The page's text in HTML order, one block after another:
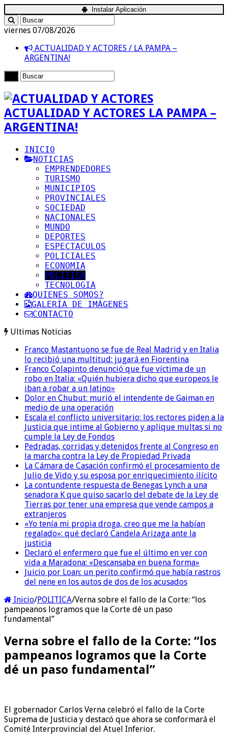
Instalar Aplicación
viernes 07/08/2026
ACTUALIDAD Y ACTORES / LA PAMPA –
ARGENTINA!
ACTUALIDAD Y ACTORES LA PAMPA –
ARGENTINA!
INICIO
NOTICIAS
EMPRENDEDORES
TURISMO
MUNICIPIOS
PROVINCIALES
SOCIEDAD
NACIONALES
MUNDO
DEPORTES
ESPECTACULOS
POLICIALES
ECONOMIA
POLITICA
TECNOLOGIA
QUIENES SOMOS?
GALERÍA DE IMÁGENES
CONTACTO
Ultimas Noticias
Franco Mastantuono se fue de Real Madrid y en Italia
lo recibió una multitud: jugará en Fiorentina
Franco Colapinto denunció que fue víctima de un
robo en Italia: «Quién hubiera dicho que europeos le
iban a robar a un latino»
Dolor en Chubut: murió el intendente de Gaiman en
medio de una operación
Escala el conflicto universitario: los rectores piden a la
Justicia que intime al Gobierno y aplique multas si no
cumple la Ley de Fondos
Pedradas, corridas y detenidos frente al Congreso en
la marcha contra la Ley de Propiedad Privada
La Cámara de Casación confirmó el procesamiento de
Julio de Vido y su esposa por enriquecimiento ilícito
La contundente respuesta de Benegas Lynch a una
senadora K que quiso sacarlo del debate de la Ley de
Tierras por tener una empresa que vende campos a
extranjeros
«Yo tenía mi propia droga, creo que me la habían
regalado»: qué declaró Candela Arizaga ante la
justicia
Declaró el enfermero que fue el último en ver con
vida a Maradona: «Descansaba en buena forma»
Juicio por Loan: un perito confirmó que había rastros
del nene en los autos de dos de los acusados
Inicio/POLITICA/Verna sobre el fallo de la Corte: “los
pampeanos logramos que la Corte dé un paso
fundamental”
Verna sobre el fallo de la Corte: “los
pampeanos logramos que la Corte
dé un paso fundamental”
El gobernador Carlos Verna celebró el fallo de la Corte
Suprema de Justicia y destacó que ahora se conformará el
Comité Interprovincial del Atuel Inferior.